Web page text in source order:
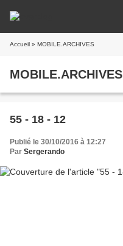
Accueil » MOBILE.ARCHIVES
MOBILE.ARCHIVES
55 - 18 - 12
Publié le 30/10/2016 à 12:27
Par Sergerando